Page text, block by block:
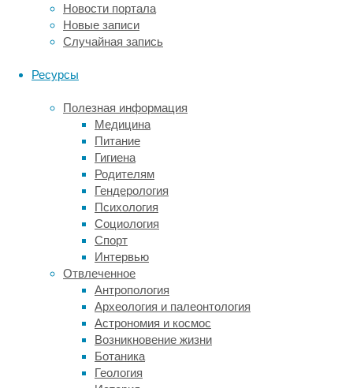
Новости портала
Новые записи
Случайная запись
Ресурсы
Полезная информация
Медицина
Питание
Гигиена
Родителям
Гендерология
Психология
Социология
Спорт
Интервью
Отвлеченное
Антропология
Археология и палеонтология
Астрономия и космос
Возникновение жизни
Ботаника
Геология
накапливается
температура
вновь
растет.
Когда
Земле
жарко,
скорость
связывания
углекислого
резко
ускоряется,
концентрация
воздухе
снижается,